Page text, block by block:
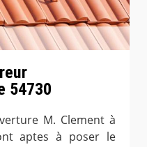
54730
M. Clement à
aptes à poser le